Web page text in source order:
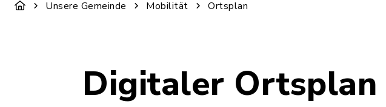
Unsere Gemeinde Mobilität Ortsplan
Digitaler Ortsplan